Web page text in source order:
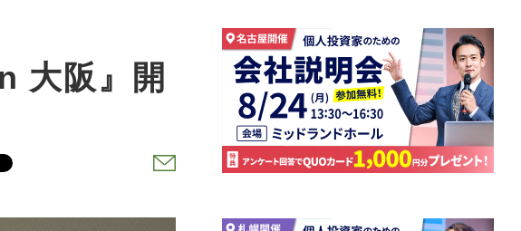
大阪』開